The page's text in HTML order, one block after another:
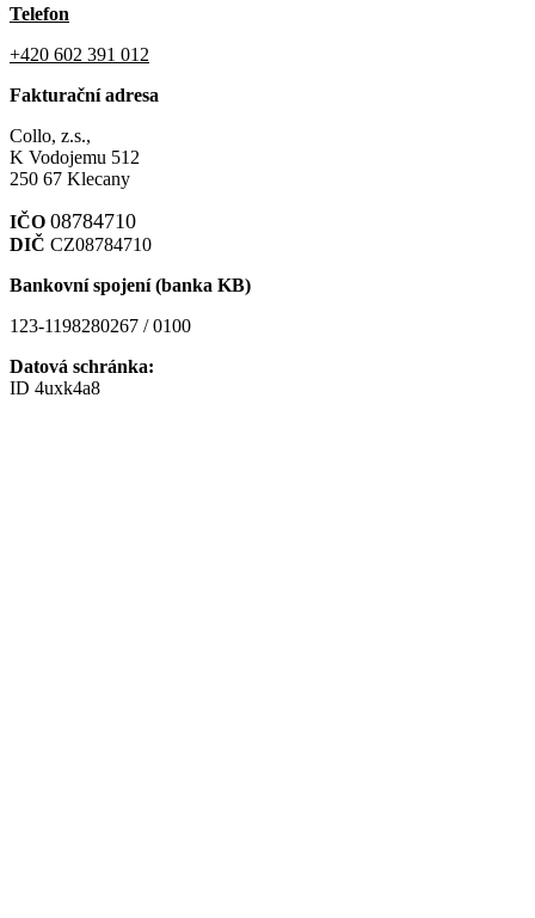
Telefon
+420 602 391 012
Fakturační adresa
Collo, z.s.,
K Vodojemu 512
250 67 Klecany
IČO 08784710
DIČ CZ08784710
Bankovní spojení (banka KB)
123-1198280267 / 0100
Datová schránka:
ID 4uxk4a8